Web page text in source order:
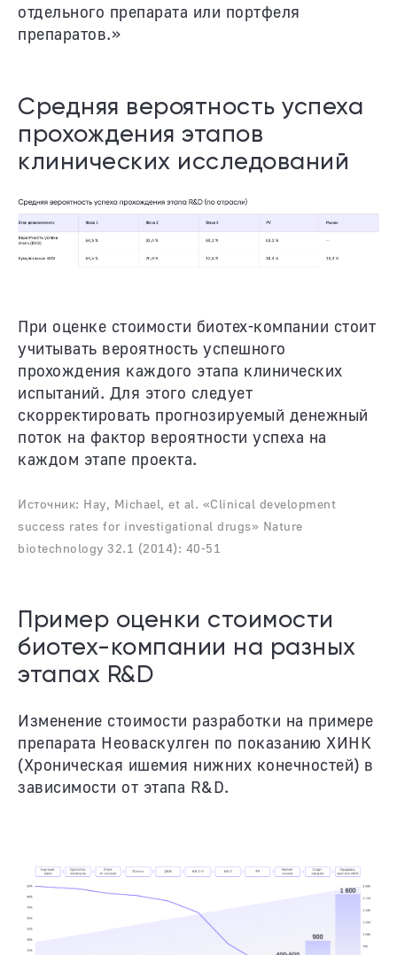
отдельного препарата или портфеля
препаратов.»
Средняя вероятность успеха
прохождения этапов
клинических исследований
При оценке стоимости биотех-компании стоит
учитывать вероятность успешного
прохождения каждого этапа клинических
испытаний. Для этого следует
скорректировать прогнозируемый денежный
поток на фактор вероятности успеха на
каждом этапе проекта.
Источник: Hay, Michael, et al. «Clinical development
success rates for investigational drugs» Nature
biotechnology 32.1 (2014): 40-51
Пример оценки стоимости
биотех-компании на разных
этапах R&D
Изменение стоимости разработки на примере
препарата Неоваскулген по показанию ХИНК
(Хроническая ишемия нижних конечностей) в
зависимости от этапа R&D.